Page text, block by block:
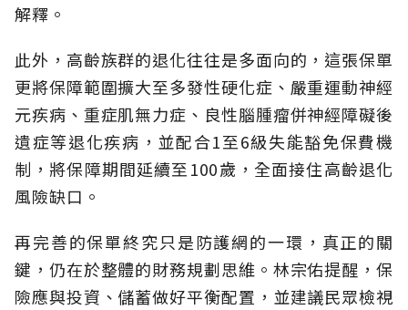
解釋。
此外，高齡族群的退化往往是多面向的，這張保單
更將保障範圍擴大至多發性硬化症、嚴重運動神經
元疾病、重症肌無力症、良性腦腫瘤併神經障礙後
遺症等退化疾病，並配合1至6級失能豁免保費機
制，將保障期間延續至100歲，全面接住高齡退化
風險缺口。
再完善的保單終究只是防護網的一環，真正的關
鍵，仍在於整體的財務規劃思維。 林宗佑提醒，保
險應與投資、儲蓄做好平衡配置，並建議民眾檢視